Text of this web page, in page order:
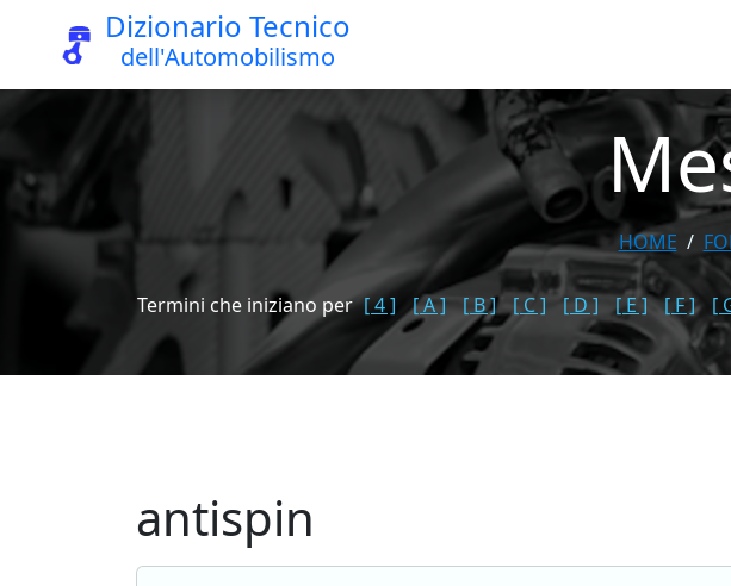
Dizionario Tecnico
dell'Automobilismo
HOME
Termini che iniziano per [ 4 ] [ A ] [ B ] [ C ] [ D ] [ E ] [ F ] [
antispin